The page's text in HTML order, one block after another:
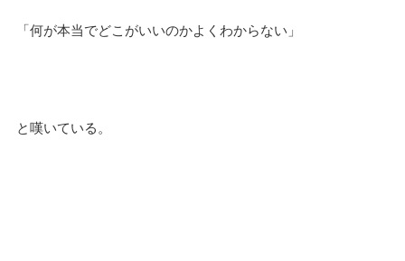
「何が本当でどこがいいのかよくわからない」
と嘆いている。